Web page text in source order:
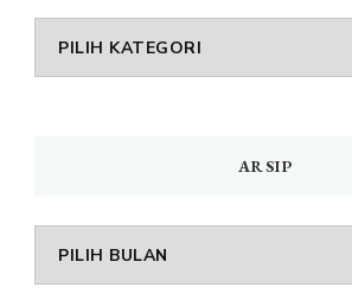
DAFTAR
MENU
ARSIP
Arsip